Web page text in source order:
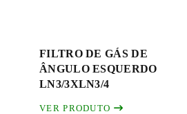
FILTRO DE GÁS DE
ÂNGULO ESQUERDO
LN3/3XLN3/4
VER PRODUTO